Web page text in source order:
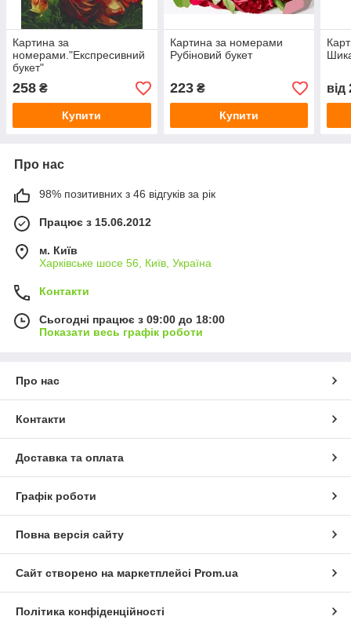
Картина за
номерами."Експресивний
букет"
258 ₴
Купити
Картина за номерами
Рубіновий букет
223₴
Купити
від
Про нас
98% позитивних з 46 відгуків за рік
Працює з 15.06.2012
м. Київ
Харківське шосе 56, Київ, Україна
Контакти
Сьогодні працює з 09:00 до 18:00
Показати весь графік роботи
Про нас
Контакти
Доставка та оплата
Графік роботи
Повна версія сайту
Сайт створено на маркетплейсі Prom.ua
Політика конфіденційності